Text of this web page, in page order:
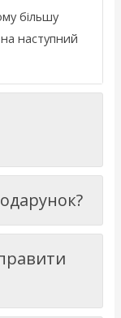
більшу
на наступний